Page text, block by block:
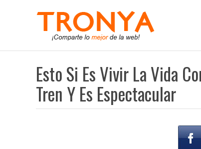
Esto Si Es Vivir La Vida
Tren Y Es Espectacular